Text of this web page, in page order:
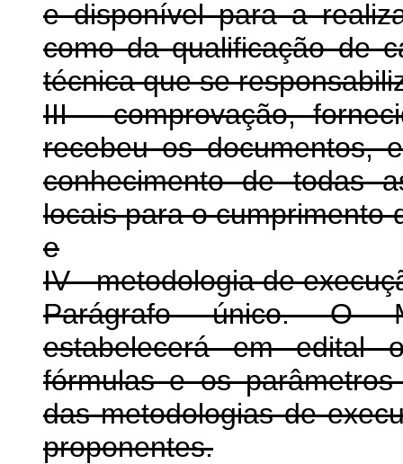
e disponível para a
como da qualificação de
técnica que se
III - comprovação,
recebeu os documentos,
conhecimento de todas
locais para o cumprimento
e
IV - metodologia de
Parágrafo único. O
estabelecerá em edital
fórmulas e os
das metodologias de
proponentes.